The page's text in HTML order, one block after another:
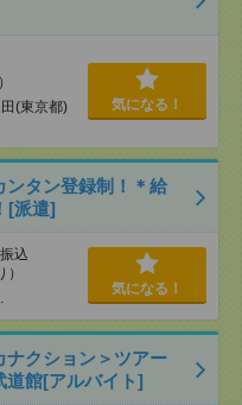
(東京都)
気になる！
ンタン登録制！＊給
[派遣]
込
気になる！
ナクション＞ツアー
道館[アルバイト]